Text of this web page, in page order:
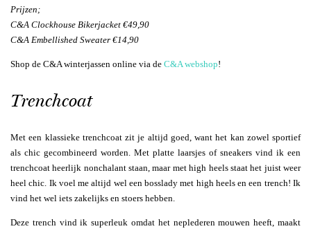
Prijzen;
C&A Clockhouse Bikerjacket €49,90
C&A Embellished Sweater €14,90
Shop de C&A winterjassen online via de C&A webshop!
Trenchcoat
Met een klassieke trenchcoat zit je altijd goed, want het kan zowel sportief
als chic gecombineerd worden. Met platte laarsjes of sneakers vind ik een
trenchcoat heerlijk nonchalant staan, maar met high heels staat het juist weer
heel chic. Ik voel me altijd wel een bosslady met high heels en een trench! Ik
vind het wel iets zakelijks en stoers hebben.
Deze trench vind ik superleuk omdat het neplederen mouwen heeft, maakt